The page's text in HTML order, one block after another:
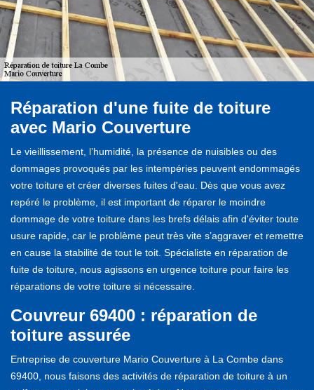
Réparation d'une fuite de toiture
avec Mario Couverture
Le vieillissement, l’humidité, la présence de nuisibles ou des
dommages provoqués par les intempéries peuvent endommagés
votre toiture et créer diverses fuites d'eau. Dès que vous avez
repéré le problème, il est important de réparer le moindre
dommage de votre toiture dans les brefs délais afin d'éviter toute
usure rapide, car le problème peut très vite s’aggraver et remettre
en cause la stabilité de tout le toit. Spécialiste en réparation de
fuite de toiture, nous agissons en urgence toiture pour faire les
réparations de votre toiture si nécessaire.
Couvreur 69400 : réparation de
toiture assurée
Entreprise de couverture Mario Couverture à La Combe dans
69400, nous faisons des activités de réparation de toiture à un